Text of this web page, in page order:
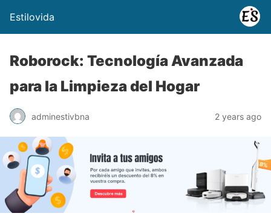
Estilovida
Roborock: Tecnología Avanzada
para la Limpieza del Hogar
adminestivbna 2 years ago